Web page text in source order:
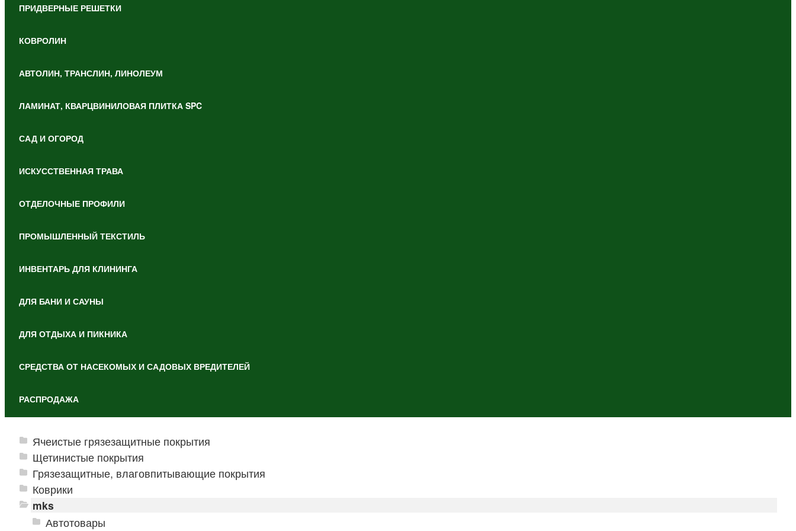
ПРИДВЕРНЫЕ РЕШЕТКИ
КОВРОЛИН
АВТОЛИН, ТРАНСЛИН, ЛИНОЛЕУМ
ЛАМИНАТ, КВАРЦВИНИЛОВАЯ ПЛИТКА SPC
САД И ОГОРОД
ИСКУССТВЕННАЯ ТРАВА
ОТДЕЛОЧНЫЕ ПРОФИЛИ
ПРОМЫШЛЕННЫЙ ТЕКСТИЛЬ
ИНВЕНТАРЬ ДЛЯ КЛИНИНГА
ДЛЯ БАНИ И САУНЫ
ДЛЯ ОТДЫХА И ПИКНИКА
СРЕДСТВА ОТ НАСЕКОМЫХ И САДОВЫХ ВРЕДИТЕЛЕЙ
РАСПРОДАЖА
Ячеистые грязезащитные покрытия
Щетинистые покрытия
Грязезащитные, влаговпитывающие покрытия
Коврики
mks
Автотовары